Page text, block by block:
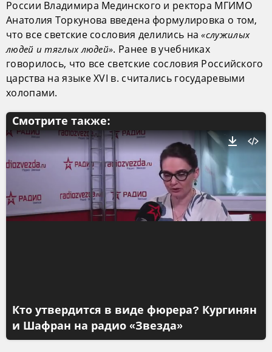
России Владимира Мединского и ректора МГИМО
Анатолия Торкунова введена формулировка о том,
что все светские сословия делились на«служилых
людей и тяглых людей». Ранее в учебниках
говорилось, что все светские сословия Российского
царства на языке XVI в. считались государевыми
холопами.
Смотрите также:
Кто утвердится в виде фюрера? Кургинян
и Шафран на радио «Звезда»